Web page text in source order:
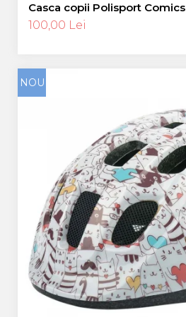
Casca copii Polisport Comics
100,00 Lei
NOU